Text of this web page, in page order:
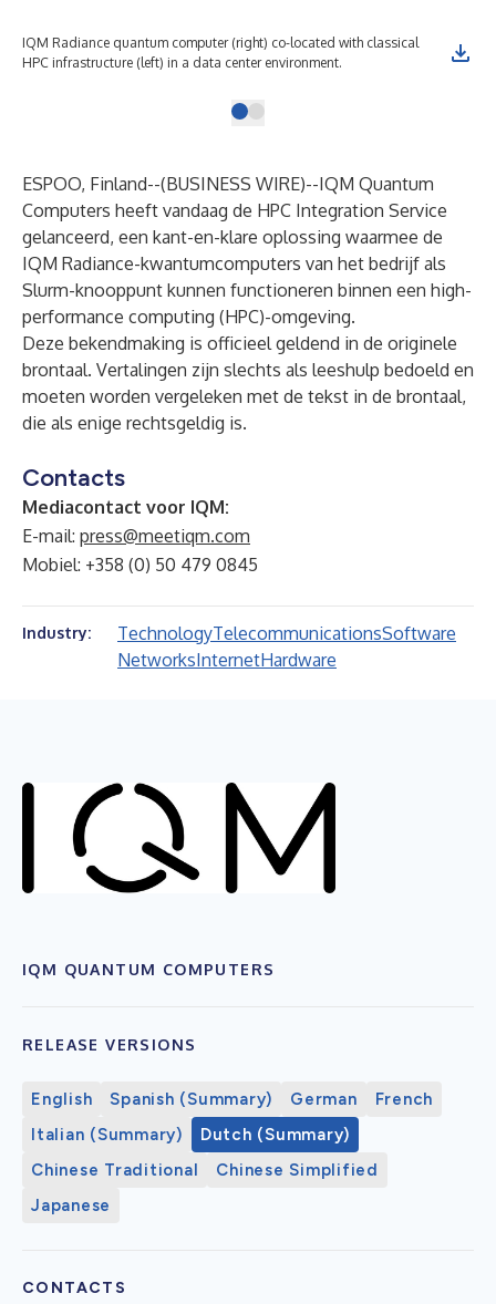
IQM Radiance quantum computer (right) co-located with classical
HPC infrastructure (left) in a data center environment.
ESPOO, Finland--(BUSINESS WIRE)--IQM Quantum
Computers heeft vandaag de HPC Integration Service
gelanceerd, een kant-en-klare oplossing waarmee de
IQM Radiance-kwantumcomputers van het bedrijf als
Slurm-knooppunt kunnen functioneren binnen een high-
performance computing (HPC)-omgeving.
Deze bekendmaking is officieel geldend in de originele
brontaal. Vertalingen zijn slechts als leeshulp bedoeld en
moeten worden vergeleken met de tekst in de brontaal,
die als enige rechtsgeldig is.
Contacts
Mediacontact voor IQM:
E-mail: press@meetiqm.com
Mobiel: +358 (0) 50 479 0845
Industry: TechnologyTelecommunicationsSoftware
NetworksInternetHardware
IQM QUANTUM COMPUTERS
RELEASE VERSIONS
English Spanish (Summary) German
French
Italian (Summary)
Dutch (Summary)
Chinese Traditional
Chinese Simplified
Japanese
CONTACTS